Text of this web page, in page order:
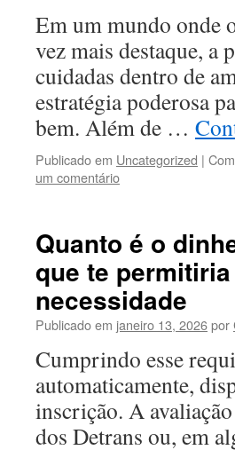
Em um mundo onde
vez mais destaque, a
cuidadas dentro de
estratégia poderosa
bem. Além de …
Publicado em Uncategorized |
um comentário
Quanto é o
que te
necessidade
Publicado em janeiro 13, 2026por
Cumprindo esse
automaticamente,
inscrição. A
dos Detrans ou, em